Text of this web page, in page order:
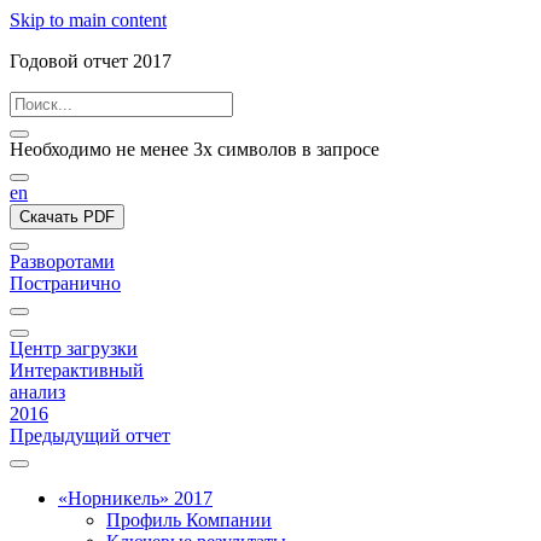
Skip to main content
Годовой отчет 2017
Необходимо не менее 3х символов в запросе
en
Скачать PDF
Разворотами
Постранично
Центр загрузки
Интерактивный
анализ
2016
Предыдущий отчет
«Норникель» 2017
Профиль Компании